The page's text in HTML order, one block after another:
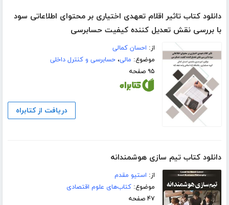
دانلود کتاب تاثیر اقلام تعهدی اختیاری بر محتوای اطلاعاتی سود
با بررسی نقش تعدیل کننده کیفیت حسابرسی
از: احسان کمالی
موضوع: مالی،حسابرسی و کنترل داخلی
۹۵ صفحه
دریافت از کتابراه
دانلود کتاب تیم سازی هوشمندانه
از: استیو مقدم
موضوع:کتاب‌های علوم اقتصادی
۴۷ صفحه